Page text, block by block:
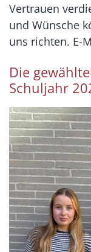
Vertrauen
und Wünsche
uns richten. E-
Die
Schuljahr